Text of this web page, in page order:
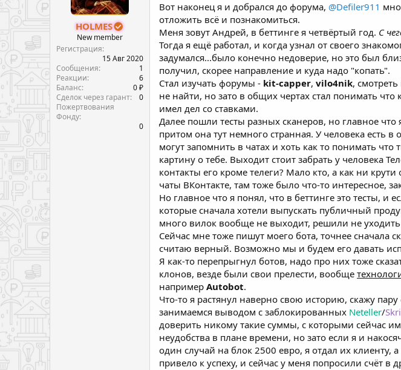
HOLMES
New member
Регистрация
15 Авг 2020
Сообщения
1
Реакции
6
Баланс
0 ₽
Сделок через гарант
0
Пожертвования
Фонду
0
Вот наконец я и добрался до форума, @Defiler911
отложить всё и познакомиться.
Меня зовут Андрей, в беттинге я четвёртый год. С
Тогда я ещё работал, и когда узнал от своего
задумался...было конечно недоверие, но это был
получил, скорее направление и куда надо "копать".
Стал изучать форумы - kit-capper, vilo4nik,
не найти, но зато в общих чертах стал понимать что
имел дел со ставками.
Далее пошли тесты разных сканеров, но главное что
притом она тут немного странная. У человека есть
могут запомнить в чатах и хоть как то понимать
картину о тебе. Выходит стоит забрать у человека
контакты его кроме телеги? Мало кто, а как ни
чаты ВКонтакте, там тоже было что-то интересное,
Но главное что я понял, что в беттинге это тесты,
которые сначала хотели выпускать публичный
много вилок вообще не выходит, решили не уходить
Сейчас мне тоже пишут моего бота, точнее сначала
считаю верный. Возможно мы и будем его давать
Я как-то перепрыгнул ботов, надо про них тоже
клонов, везде были свои прелести, вообще
например Autobot.
Что-то я растянул наверно свою историю, скажу
занимаемся выводом с заблокированных Neteller/
доверить никому такие суммы, с которыми сейчас
неудобства в плане времени, но зато если я и
один случай на блок 2500 евро, я отдал их клиенту,
привело к успеху, и сейчас у меня попросили счёт в